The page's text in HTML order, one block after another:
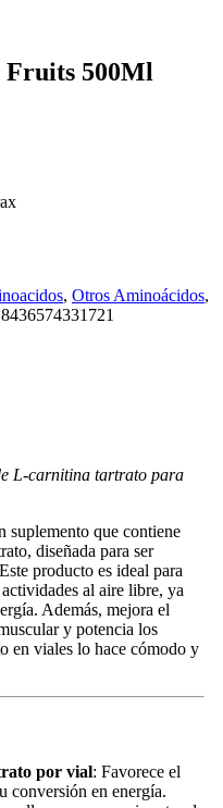
500Ml
, Otros Aminoácidos,
8436574331721
L-carnitina tartrato para
suplemento que contiene
diseñada para ser
producto es ideal para
al aire libre, ya
Además, mejora el
y potencia los
en viales lo hace cómodo y
por vial: Favorece el
conversión en energía.